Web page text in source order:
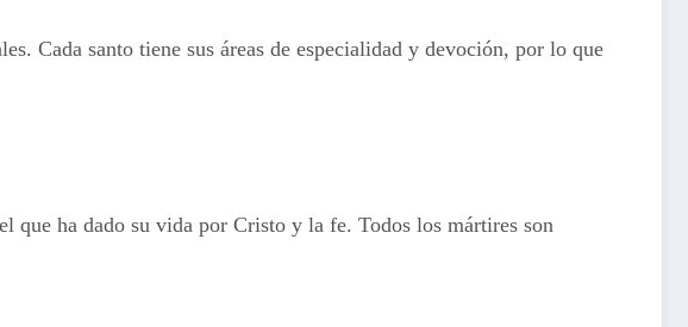
Cada santo tiene sus áreas de especialidad y devoción, por lo que
que ha dado su vida por Cristo y la fe. Todos los mártires son